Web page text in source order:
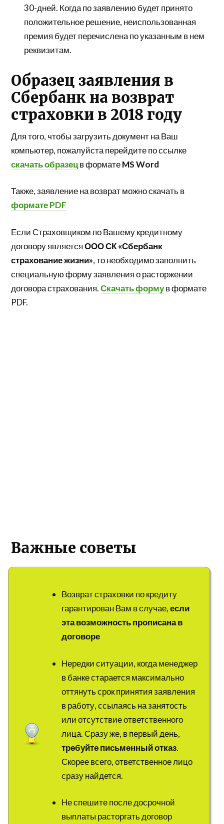
30-дней. Когда по заявлению будет принято
положительное решение, неиспользованная
премия будет перечислена по указанным в нем
реквизитам.
Образец заявления в
Сбербанк на возврат
страховки в 2018 году
Для того, чтобы загрузить документ на Ваш
компьютер, пожалуйста перейдите по ссылке
скачать образецв форматеMS Word
Также, заявление на возврат можно скачать в
формате PDF
Если Страховщиком по Вашему кредитному
договору являетсяООО СК «Сбербанк
страхование жизни», то необходимо заполнить
специальную форму заявления о расторжении
договора страхования.Скачать формув формате
PDF.
Важные советы
Возврат страховки по кредиту
гарантирован Вам в случае,если
эта возможность прописана в
договоре
Нередки ситуации, когда менеджер
в банке старается максимально
оттянуть срок принятия заявления
в работу, ссылаясь на занятость
или отсутствие ответственного
лица. Сразу же, в первый день,
требуйте письменный отказ.
Скорее всего, ответственное лицо
сразу найдется.
Не спешите после досрочной
выплаты расторгать договор